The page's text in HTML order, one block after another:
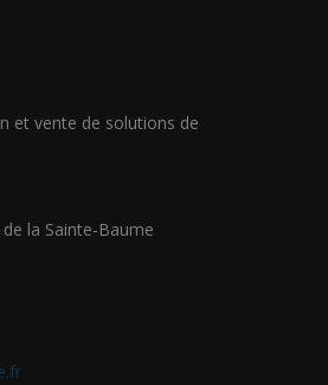
et vente de solutions de
la Sainte-Baume